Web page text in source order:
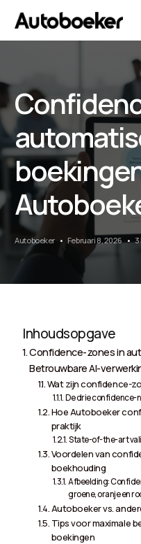
Autoboeker Februari 8, 2026 3
Inhoudsopgave
Confidence-zones in
Betrouwbare AI-
Wat zijn confidence-
De drie confidence-
Hoe Autoboeker
praktijk
State-of-the-art
Voordelen van
boekhouding
Afbeelding:
groene, oranje en
Autoboeker vs.
Tips voor maximale
boekingen
AI